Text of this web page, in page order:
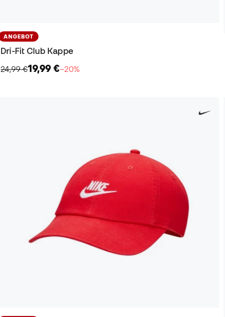
ANGEBOT
Dri-Fit Club Kappe
24,99 €19,99 €−20%